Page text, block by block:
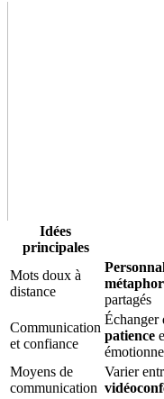
Idées
principales
Mots doux à
distance
partagés
Communication
et confiance
Échanger
patience
Moyens de
communication
Varier